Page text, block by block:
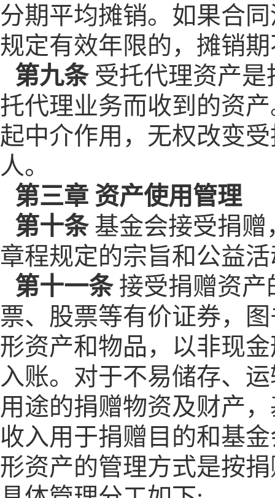
分期平均摊销。如果合
规定有效年限的，摊销
第九条受托代理资产是
托代理业务而收到的资
起中介作用，无权改变
人。
第三章 资产使用管理
第十条基金会接受捐赠
章程规定的宗旨和公益
第十一条接受捐赠资产
票、股票等有价证券，
形资产和物品，以非现
入账。对于不易储存、
用途的捐赠物资及财产
收入用于捐赠目的和基
形资产的管理方式是按